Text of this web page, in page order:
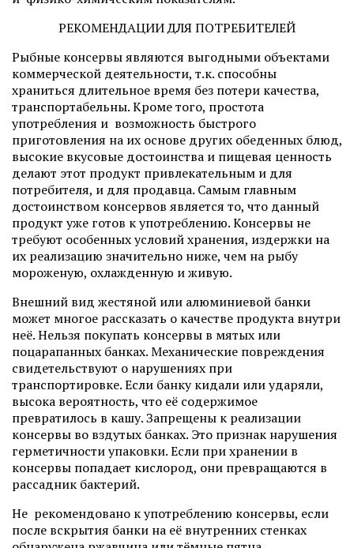
РЕКОМЕНДАЦИИ ДЛЯ ПОТРЕБИТЕЛЕЙ
Рыбные консервы являются выгодными объектами
коммерческой деятельности, т.к. способны
храниться длительное время без потери качества,
транспортабельны. Кроме того, простота
употребления и возможность быстрого
приготовления на их основе других обеденных блюд,
высокие вкусовые достоинства и пищевая ценность
делают этот продукт привлекательным и для
потребителя, и для продавца. Самым главным
достоинством консервов является то, что данный
продукт уже готов к употреблению. Консервы не
требуют особенных условий хранения, издержки на
их реализацию значительно ниже, чем на рыбу
мороженую, охлажденную и живую.
Внешний вид жестяной или алюминиевой банки
может многое рассказать о качестве продукта внутри
неё. Нельзя покупать консервы в мятых или
поцарапанных банках. Механические повреждения
свидетельствуют о нарушениях при
транспортировке. Если банку кидали или ударяли,
высока вероятность, что её содержимое
превратилось в кашу. Запрещены к реализации
консервы во вздутых банках. Это признак нарушения
герметичности упаковки. Если при хранении в
консервы попадает кислород, они превращаются в
рассадник бактерий.
Не рекомендовано к употреблению консервы, если
после вскрытия банки на её внутренних стенках